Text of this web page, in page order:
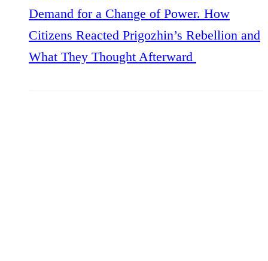
Demand for a Change of Power. How
Citizens Reacted Prigozhin’s Rebellion and
What They Thought Afterward